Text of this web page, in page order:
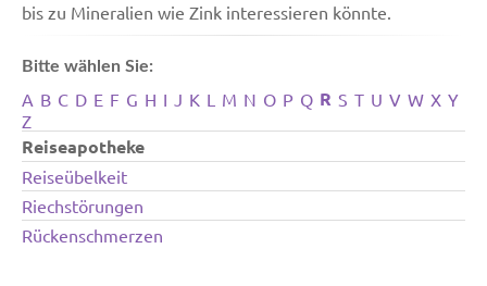
bis zu Mineralien wie Zink interessieren könnte.
Bitte wählen Sie:
A B C D E F G H I J K L M N O P Q R S T U V W X Y
Z
Reiseapotheke
Reiseübelkeit
Riechstörungen
Rückenschmerzen